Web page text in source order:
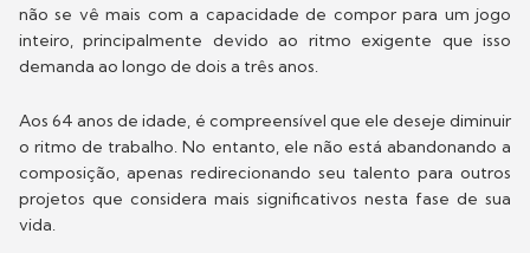
não se vê mais com a capacidade de compor para um jogo
inteiro, principalmente devido ao ritmo exigente que isso
demanda ao longo de dois a três anos.
Aos 64 anos de idade, é compreensível que ele deseje diminuir
o ritmo de trabalho. No entanto, ele não está abandonando a
composição, apenas redirecionando seu talento para outros
projetos que considera mais significativos nesta fase de sua
vida.